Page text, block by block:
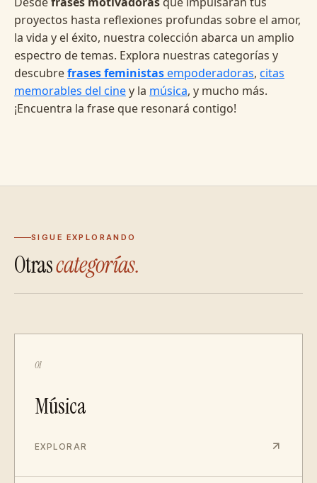
proyectos hasta reflexiones profundas sobre el amor,
la vida y el éxito, nuestra colección abarca un amplio
espectro de temas. Explora nuestras categorías y
descubrefrases feministasempoderadoras, citas
memorables del ciney la música, y mucho más.
¡Encuentra la frase que resonará contigo!
SIGUE EXPLORANDO
Otrascategorías.
01
Música
EXPLORAR